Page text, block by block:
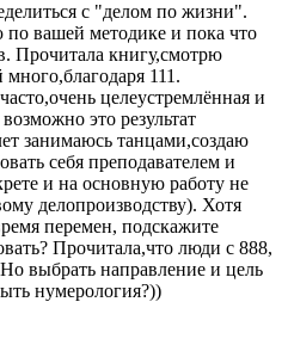
с "делом по жизни".
по вашей методике и пока что
Прочитала книгу,смотрю
111.
целеустремлённая и
это результат
занимаюсь танцами,создаю
себя преподавателем и
и на основную работу не
делопроизводству). Хотя
перемен, подскажите
Прочитала,что люди с 888,
выбрать направление и цель
нумерология?))